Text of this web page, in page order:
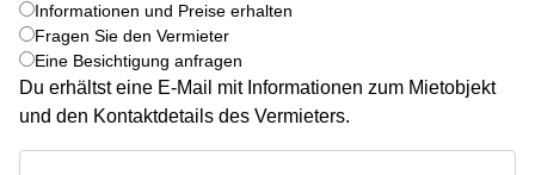
Zug
Büro
mieten
141 Zug
Grafenauweg
8 Zug
Teichgässlein
+ 18 bilder
Informationen und Preise erhalten
Fragen Sie den Vermieter
Eine Besichtigung anfragen
Du erhältst eine E-Mail mit Informationen zum Mietobjekt
und den Kontaktdetails des Vermieters.